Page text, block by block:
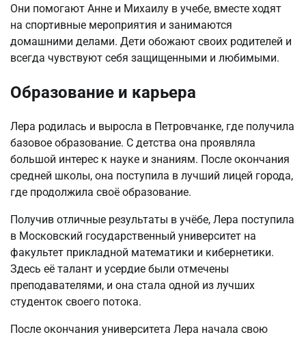
Они помогают Анне и Михаилу в учебе, вместе ходят
на спортивные мероприятия и занимаются
домашними делами. Дети обожают своих родителей и
всегда чувствуют себя защищенными и любимыми.
Образование и карьера
Лера родилась и выросла в Петровчанке, где получила
базовое образование. С детства она проявляла
большой интерес к науке и знаниям. После окончания
средней школы, она поступила в лучший лицей города,
где продолжила своё образование.
Получив отличные результаты в учёбе, Лера поступила
в Московский государственный университет на
факультет прикладной математики и кибернетики.
Здесь её талант и усердие были отмечены
преподавателями, и она стала одной из лучших
студенток своего потока.
После окончания университета Лера начала свою